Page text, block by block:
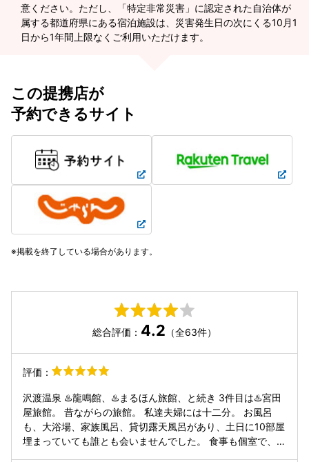
意ください。ただし、「特定非常災害」に認定された自治体が
属する都道府県にある宿泊施設は、災害発生日の次にくる10月1
日から1年間上限なくご利用いただけます。
この提携店が
予約できるサイト
掲載を終了している場合があります。
総合評価： 4.2 （全63件）
評価：
沢渡温泉 ♨️龍鳴館、♨️まるほん旅館、と続き 3件目は♨️宮田
屋旅館。 昔ながらの旅館。 私達夫婦には十二分。 お風呂
も、大浴場、家族風呂、貸切露天風呂があり、土日に10部屋
埋まっていても誰とも会いませんでした。 食事も個室で、気